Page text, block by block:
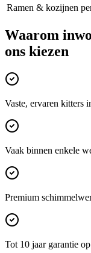
Ramen & kozijnen
Waarom
ons kiezen
Vaste, ervaren kitters
Vaak binnen enkele
Premium
Tot 10 jaar garantie